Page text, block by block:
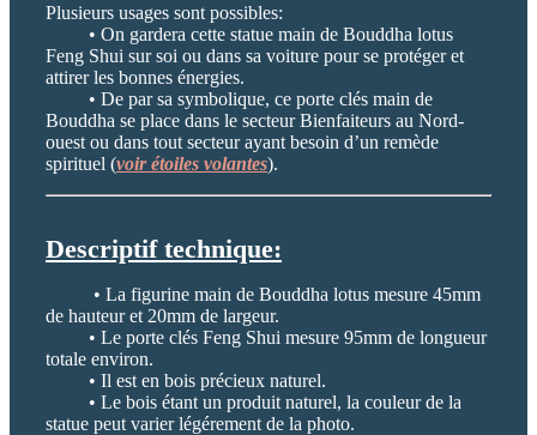
Plusieurs usages sont possibles:
• On gardera cette statue main de Bouddha lotus
Feng Shui sur soi ou dans sa voiture pour se protéger et
attirer les bonnes énergies.
• De par sa symbolique, ce porte clés main de
Bouddha se place dans le secteur Bienfaiteurs au Nord-
ouest ou dans tout secteur ayant besoin d’un remède
spirituel (voir étoiles volantes).
Descriptif technique:
• La figurine main de Bouddha lotus mesure 45mm
de hauteur et 20mm de largeur.
• Le porte clés Feng Shui mesure 95mm de longueur
totale environ.
• Il est en bois précieux naturel.
• Le bois étant un produit naturel, la couleur de la
statue peut varier légérement de la photo.